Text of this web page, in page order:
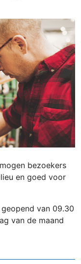
bezoekers
en goed voor
van 09.30
van de maand